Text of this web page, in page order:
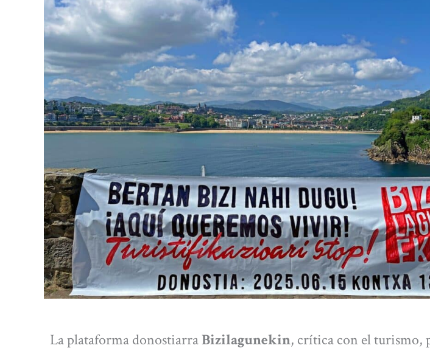
La plataforma donostiarraBizilagunekin, crítica con el turismo,